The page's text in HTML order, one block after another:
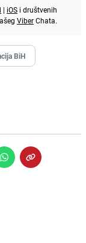
| iOS i društvenih
ViberChata.
BiH